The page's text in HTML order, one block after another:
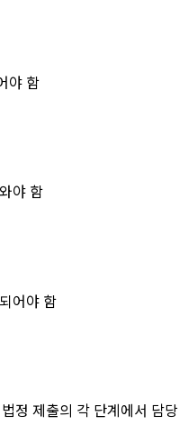
야 함
야 함
어야 함
정 제출의 각 단계에서 담당